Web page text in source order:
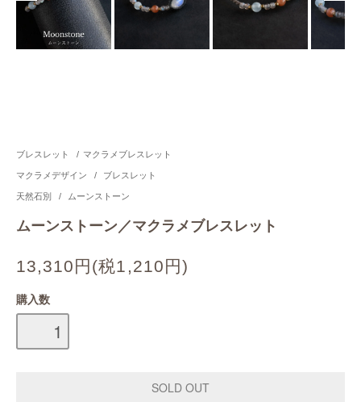
ブレスレット / マクラメブレスレット
マクラメデザイン / ブレスレット
天然石別 / ムーンストーン
ムーンストーン／マクラメブレスレット
13,310円(税1,210円)
購入数